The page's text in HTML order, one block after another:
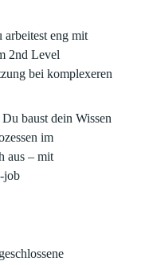
eng mit
2nd Level
bei komplexeren
baust dein Wissen
im
aus – mit
job